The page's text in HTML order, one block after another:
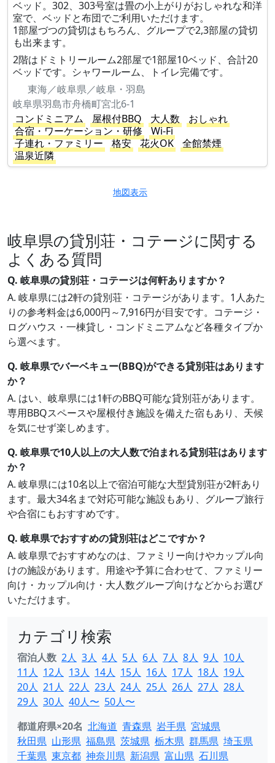
ベッド。302、303号室は畳の小上がりがおしゃれな和洋
室で、ベッドと布団でご利用いただけます。
1部屋づつの貸切はもちろん、グループで2,3部屋の貸切
も出来ます。
2階はドミトリールーム2部屋で1部屋10ベッド、合計20
ベッドです。シャワールーム、トイレ完備です。
東海／岐阜県／岐阜・羽島
岐阜県羽島市舟橋町宮北6-1
コンドミニアム
屋根付BBQ 大人数
おしゃれ
合宿・ワーケーション・研修
Wi-Fi
子連れ・ファミリー
格安 花火OK
全館禁煙
温泉近隣
地図表示
岐阜県の貸別荘・コテージに関する
よくある質問
Q. 岐阜県の貸別荘・コテージは何軒ありますか？
A. 岐阜県には2軒の貸別荘・コテージがあります。1人あた
りの参考料金は6,000円～7,916円が目安です。コテージ・
ログハウス・一棟貸し・コンドミニアムなど各種タイプか
ら選べます。
Q. 岐阜県でバーベキュー(BBQ)ができる貸別荘はあります
か？
A. はい、岐阜県には1軒のBBQ可能な貸別荘があります。
専用BBQスペースや屋根付き施設を備えた宿もあり、天候
を気にせず楽しめます。
Q. 岐阜県で10人以上の大人数で泊まれる貸別荘はあります
か？
A. 岐阜県には10名以上で宿泊可能な大型貸別荘が2軒あり
ます。最大34名まで対応可能な施設もあり、グループ旅行
や合宿にもおすすめです。
Q. 岐阜県でおすすめの貸別荘はどこですか？
A. 岐阜県でおすすめなのは、ファミリー向けやカップル向
けの施設があります。用途や予算に合わせて、ファミリー
向け・カップル向け・大人数グループ向けなどからお選び
いただけます。
カテゴリ検索
宿泊人数 2人 3人 4人 5人 6人 7人 8人 9人 10人
11人 12人 13人 14人 15人 16人 17人 18人 19人
20人 21人 22人 23人 24人 25人 26人 27人 28人
29人 30人 40人〜 50人〜
都道府県×20名 北海道 青森県 岩手県 宮城県
秋田県 山形県 福島県 茨城県 栃木県 群馬県 埼玉県
千葉県 東京都 神奈川県 新潟県 富山県 石川県